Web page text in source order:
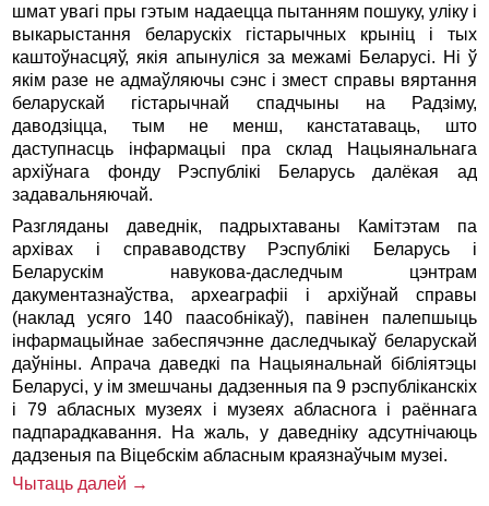
шмат увагi пры гэтым надаецца пытанням пошуку, улiку i
выкарыстання беларускiх гiстарычных крынiц i тых
каштоўнасцяў, якiя апынулiся за межамi Беларусi. Нi ў
якiм разе не адмаўляючы сэнс i змест справы вяртання
беларускай гiстарычнай спадчыны на Радзiму,
даводзiцца, тым не менш, канстатаваць, што
даступнасць iнфармацыi пра склад Нацыянальнага
архiўнага фонду Рэспублiкi Беларусь далёкая ад
задавальняючай.
Разгляданы даведнiк, падрыхтаваны Камiтэтам па
архiвах i справаводству Рэспублiкi Беларусь i
Беларускiм навукова-даследчым цэнтрам
дакументазнаўства, археаграфii i архiўнай справы
(наклад усяго 140 паасобнiкаў), павiнен палепшыць
iнфармацыйнае забеспячэнне даследчыкаў беларускай
даўнiны. Апрача даведкi па Нацыянальнай бiблiятэцы
Беларусi, у iм змешчаны дадзенныя па 9 рэспублiканскiх
i 79 абласных музеях i музеях абласнога i раённага
падпарадкавання. На жаль, у даведнiку адсутнiчаюць
дадзеныя па Вiцебскiм абласным краязнаўчым музеi.
Чытаць далей →